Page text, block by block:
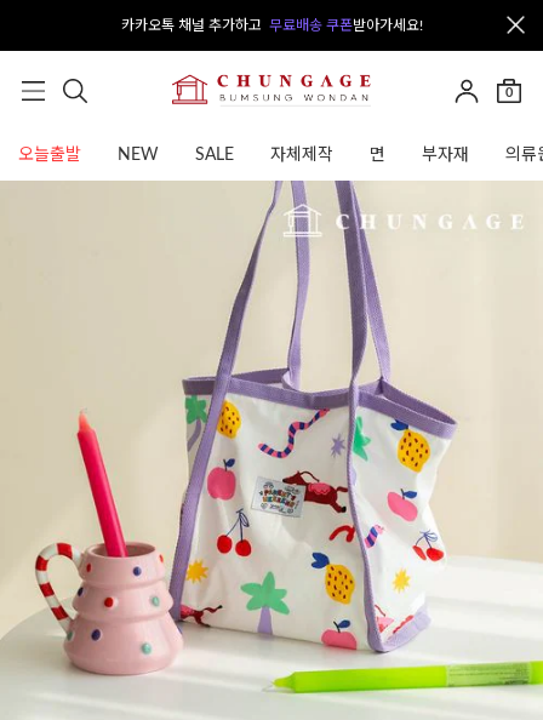
카카오톡 채널 추가하고 무료배송 쿠폰받아가세요!
0
오늘출발 NEW SALE 자체제작 면 부자재 의류